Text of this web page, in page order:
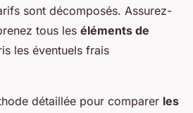
sont décomposés. Assurez-
tous les éléments de
les éventuels frais
détaillée pour comparer les